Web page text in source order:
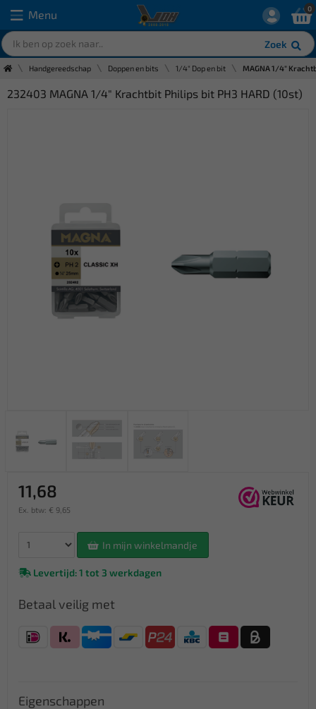
Menu
Zoek
0
Handgereedschap Doppen en bits 1/4" Dop en bit MAGNA 1/4"
232403 MAGNA 1/4" Krachtbit Philips bit PH3 HARD (10st)
11,68
Ex. btw: € 9,65
In mijn winkelmandje
Levertijd: 1 tot 3 werkdagen
Betaal veilig met
Eigenschappen